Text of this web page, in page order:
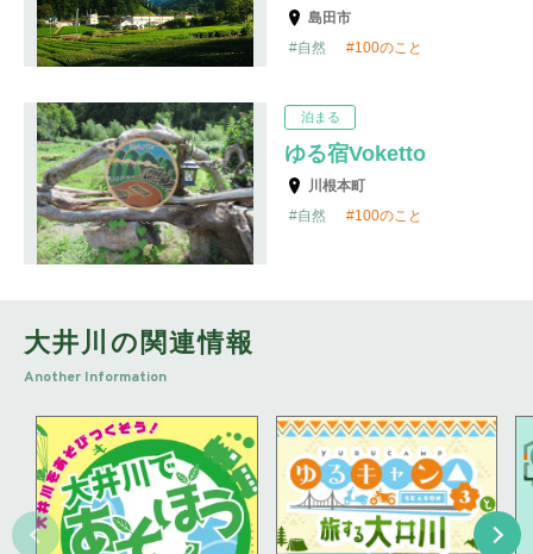
島田市
自然
100のこと
ゆる宿Voketto
川根本町
自然
100のこと
泊まる
大井川の関連情報
Another Information